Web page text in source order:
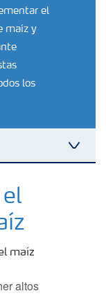
el
maíz y
los
altos